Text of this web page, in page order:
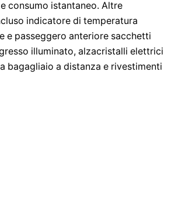
consumo istantaneo. Altre
indicatore di temperatura
e passeggero anteriore sacchetti
illuminato, alzacristalli elettrici
bagagliaio a distanza e rivestimenti